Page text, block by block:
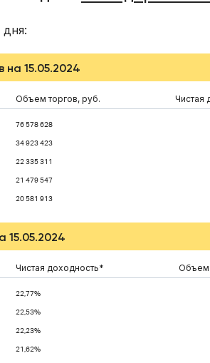
на 15.05.2024
Объем торгов, руб. Чистая
76 578 628
34 923 423
22 335 311
21 479 547
20 581 913
15.05.2024
Чистая доходность* Объем
22,77%
22,53%
22,23%
21,62%